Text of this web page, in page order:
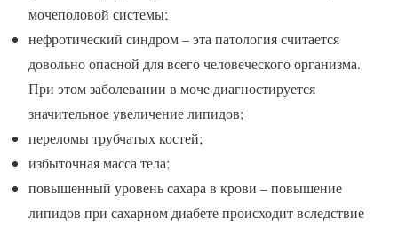
мочеполовой системы;
нефротический синдром – эта патология считается
довольно опасной для всего человеческого организма.
При этом заболевании в моче диагностируется
значительное увеличение липидов;
переломы трубчатых костей;
избыточная масса тела;
повышенный уровень сахара в крови – повышение
липидов при сахарном диабете происходит вследствие